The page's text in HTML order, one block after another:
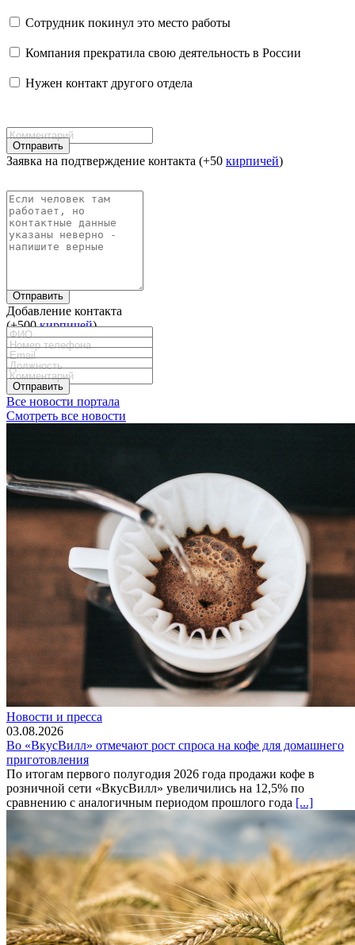
Сотрудник покинул это место работы
Компания прекратила свою деятельность в России
Нужен контакт другого отдела
Отправить
Заявка на подтверждение контакта (+50 кирпичей)
Отправить
Добавление контакта
(+500кирпичей)
Отправить
Все новости портала
Смотреть все новости
Новости и пресса
03.08.2026
Во «ВкусВилл» отмечают рост спроса на кофе для домашнего
приготовления
По итогам первого полугодия 2026 года продажи кофе в
розничной сети «ВкусВилл» увеличились на 12,5% по
сравнению с аналогичным периодом прошлого года [...]